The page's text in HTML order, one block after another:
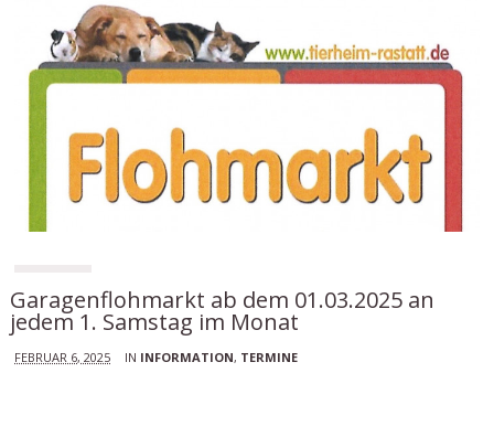
Garagenflohmarkt ab dem 01.03.2025 an
jedem 1. Samstag im Monat
FEBRUAR 6, 2025 IN INFORMATION, TERMINE